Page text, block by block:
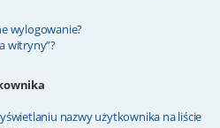
wylogowanie?
witryny”?
nazwy użytkownika na liście